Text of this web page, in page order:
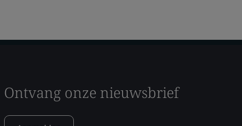
Ontvang onze nieuwsbrief